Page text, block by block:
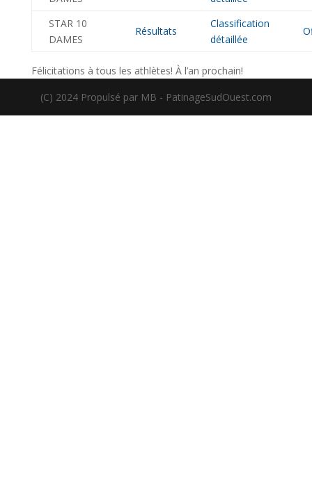
STAR 10
DAMES
Résultats
Classification
détaillée
Félicitations à tous les athlètes! À l’an prochain!
(C) 2024 Propulsé par MB - PatinageSudOuest.com